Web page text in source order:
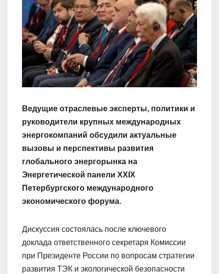
Ведущие отраслевые эксперты, политики и
руководители крупных международных
энергокомпаний обсудили актуальные
вызовы и перспективы развития
глобального энергорынка на
Энергетической панели XXIX
Петербургского международного
экономического форума.
Дискуссия состоялась после ключевого
доклада ответственного секретаря Комиссии
при Президенте России по вопросам стратегии
развития ТЭК и экологической безопасности